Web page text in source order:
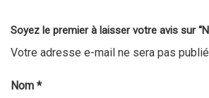
Soyez le premier à laisser votre avis sur
Votre adresse e-mail ne sera pas
Nom *